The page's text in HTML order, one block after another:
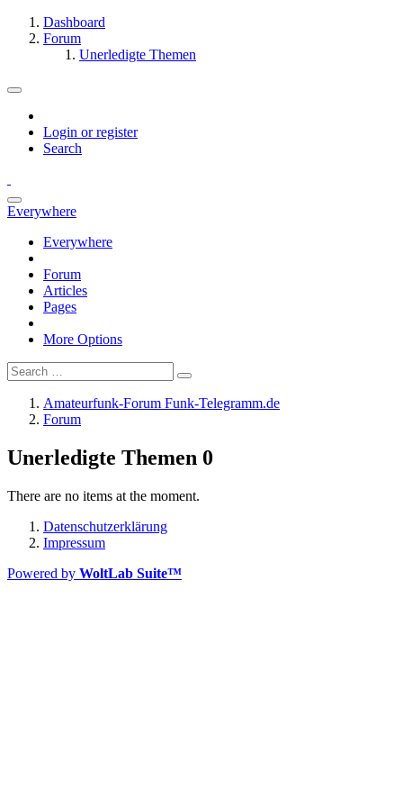
Dashboard
Forum
Unerledigte Themen
Login or register
Search
Everywhere
Everywhere
Forum
Articles
Pages
More Options
Amateurfunk-Forum Funk-Telegramm.de
Forum
Unerledigte Themen 0
There are no items at the moment.
Datenschutzerklärung
Impressum
Powered by WoltLab Suite™